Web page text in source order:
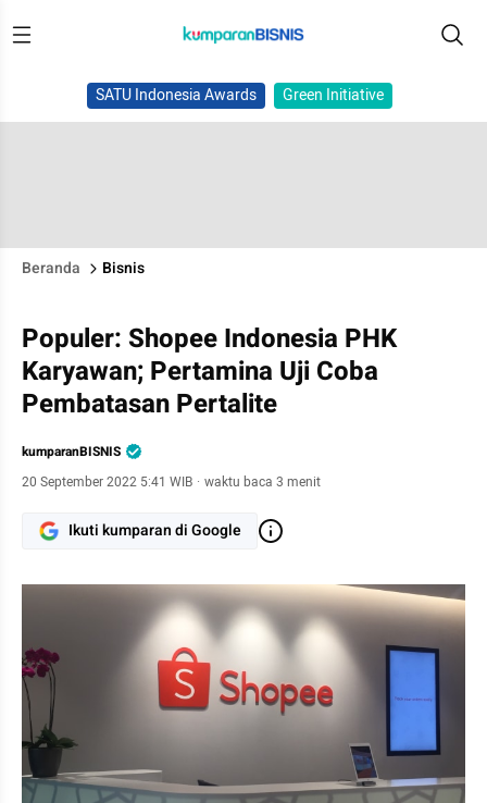
SATU Indonesia Awards Green Initiative
Beranda Bisnis
Populer: Shopee Indonesia PHK
Karyawan; Pertamina Uji Coba
Pembatasan Pertalite
kumparanBISNIS
20 September 2022 5:41 WIB · waktu baca 3 menit
Ikuti kumparan di Google